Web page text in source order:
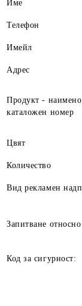
Име
Телефон
Имейл
Адрес
Продукт -
каталожен номер
Цвят
Количество
Вид рекламен
Запитване относно
Код за сигурност: